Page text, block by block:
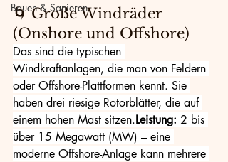
Bauen & Sanieren
🌀 Große Windräder
(Onshore und Offshore)
Das sind die typischen
Windkraftanlagen, die man von Feldern
oder Offshore-Plattformen kennt. Sie
haben drei riesige Rotorblätter, die auf
einem hohen Mast sitzen.Leistung: 2 bis
über 15 Megawatt (MW) – eine
moderne Offshore-Anlage kann mehrere